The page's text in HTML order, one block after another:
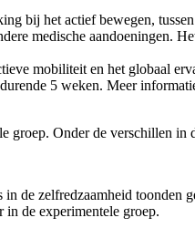
bij het actief bewegen,
medische aandoeningen.
mobiliteit en het globaal
5 weken. Meer
groep. Onder de verschillen in
de zelfredzaamheid toonden
in de experimentele groep.